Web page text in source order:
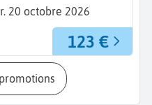
20 octobre 2026
123 €